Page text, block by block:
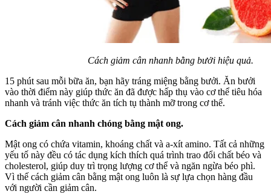
Cách giảm cân nhanh bằng bưởi hiệu quả.
15 phút sau mỗi bữa ăn, bạn hãy tráng miệng bằng bưởi. Ăn bưởi
vào thời điểm này giúp thức ăn đã được hấp thụ vào cơ thể tiêu hóa
nhanh và tránh việc thức ăn tích tụ thành mỡ trong cơ thể.
Cách giảm cân nhanh chóng bằng mật ong.
Mật ong có chứa vitamin, khoáng chất và a-xít amino. Tất cả những
yếu tố này đều có tác dụng kích thích quá trình trao đổi chất béo và
cholesterol, giúp duy trì trọng lượng cơ thể và ngăn ngừa béo phì.
Vì thế cách giảm cân bằng mật ong luôn là sự lựa chọn hàng đầu
với người cần giảm cân.